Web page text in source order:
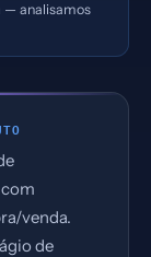
— analisamos
venda.
de